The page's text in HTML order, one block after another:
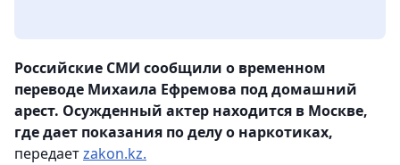
Российские СМИ сообщили о временном
переводе Михаила Ефремова под домашний
арест. Осужденный актер находится в Москве,
где дает показания по делу о наркотиках,
передаетzakon.kz.